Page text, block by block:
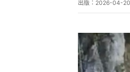
出版： 2026-04-